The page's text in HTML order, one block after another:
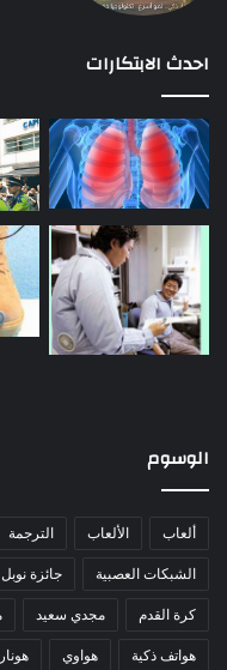
احدث الابتكارات
الوسوم
ألعاب الألعاب الترجمة
الشبكات العصبية جائزة نوبل
كرة القدم مجدي سعيد
هواتف ذكية هواوي هونار